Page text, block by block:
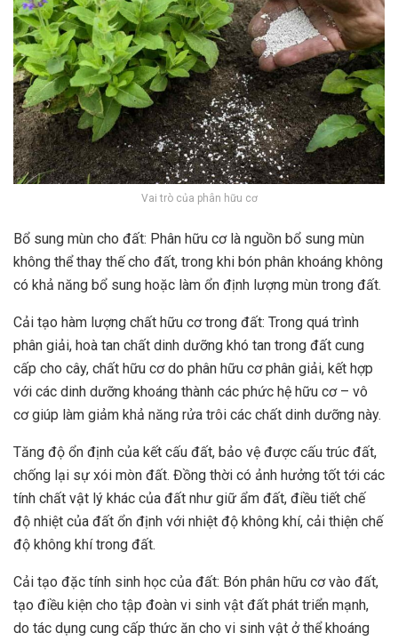
Vai trò của phân hữu cơ
Bổ sung mùn cho đất: Phân hữu cơ là nguồn bổ sung mùn
không thể thay thế cho đất, trong khi bón phân khoáng không
có khả năng bổ sung hoặc làm ổn định lượng mùn trong đất.
Cải tạo hàm lượng chất hữu cơ trong đất: Trong quá trình
phân giải, hoà tan chất dinh dưỡng khó tan trong đất cung
cấp cho cây, chất hữu cơ do phân hữu cơ phân giải, kết hợp
với các dinh dưỡng khoáng thành các phức hệ hữu cơ – vô
cơ giúp làm giảm khả năng rửa trôi các chất dinh dưỡng này.
Tăng độ ổn định của kết cấu đất, bảo vệ được cấu trúc đất,
chống lại sự xói mòn đất. Đồng thời có ảnh hưởng tốt tới các
tính chất vật lý khác của đất như giữ ẩm đất, điều tiết chế
độ nhiệt của đất ổn định với nhiệt độ không khí, cải thiện chế
độ không khí trong đất.
Cải tạo đặc tính sinh học của đất: Bón phân hữu cơ vào đất,
tạo điều kiện cho tập đoàn vi sinh vật đất phát triển mạnh,
do tác dụng cung cấp thức ăn cho vi sinh vật ở thể khoáng